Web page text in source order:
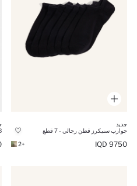
جديد
جوارب سنيكرز قطن رجالي - 7 قطع
9750 IQD
+2
Socks